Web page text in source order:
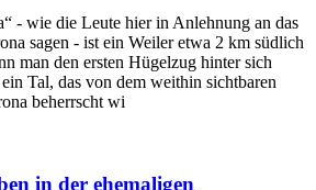
- wie die Leute hier in Anlehnung an das
sagen - ist ein Weiler etwa 2 km südlich
man den ersten Hügelzug hinter sich
Tal, das von dem weithin sichtbaren
beherrscht wi
in der ehemaligen